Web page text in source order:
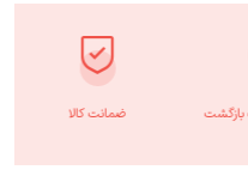
ضمانت کالا